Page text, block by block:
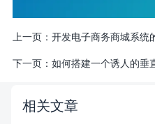
上一页： 开发电子商务商城系统
下一页： 如何搭建一个诱人的垂
相关文章